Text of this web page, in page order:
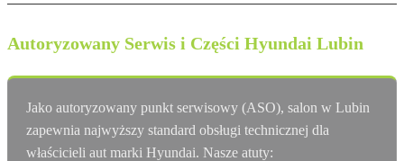
Autoryzowany Serwis i Części Hyundai Lubin
Jako autoryzowany punkt serwisowy (ASO), salon w Lubin
zapewnia najwyższy standard obsługi technicznej dla
właścicieli aut marki Hyundai. Nasze atuty: